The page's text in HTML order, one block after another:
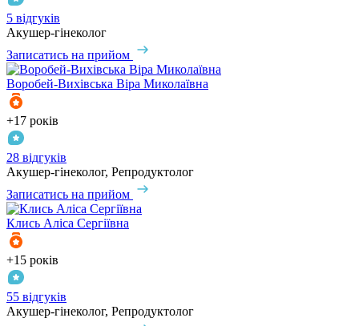
5 відгуків
Акушер-гінеколог
Записатись на прийом
Воробей-Вихівська Віра Миколаївна
+17 років
28 відгуків
Акушер-гінеколог, Репродуктолог
Записатись на прийом
Клись Аліса Сергіївна
+15 років
55 відгуків
Акушер-гінеколог, Репродуктолог